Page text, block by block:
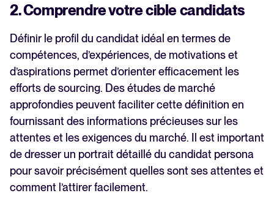
2. Comprendre votre cible candidats
Définir le profil du candidat idéal en termes de
compétences, d’expériences, de motivations et
d’aspirations permet d’orienter efficacement les
efforts de sourcing. Des études de marché
approfondies peuvent faciliter cette définition en
fournissant des informations précieuses sur les
attentes et les exigences du marché. Il est important
de dresser un portrait détaillé du candidat persona
pour savoir précisément quelles sont ses attentes et
comment l’attirer facilement.